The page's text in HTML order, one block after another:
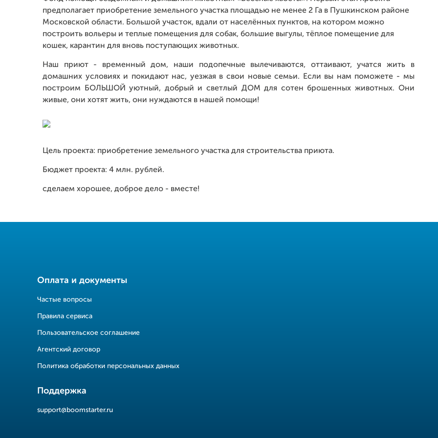
предполагает приобретение земельного участка площадью не менее 2 Га в Пушкинском районе
Московской области. Большой участок, вдали от населённых пунктов, на котором можно
построить вольеры и теплые помещения для собак, большие выгулы, тёплое помещение для
кошек, карантин для вновь поступающих животных.
Наш приют - временный дом, наши подопечные вылечиваются, оттаивают, учатся жить в
домашних условиях и покидают нас, уезжая в свои новые семьи. Если вы нам поможете - мы
построим БОЛЬШОЙ уютный, добрый и светлый ДОМ для сотен брошенных животных. Они
живые, они хотят жить, они нуждаются в нашей помощи!
Цель проекта: приобретение земельного участка для строительства приюта.
Бюджет проекта: 4 млн. рублей.
сделаем хорошее, доброе дело - вместе!
Оплата и документы
Частые вопросы
Правила сервиса
Пользовательское соглашение
Агентский договор
Политика обработки персональных данных
Поддержка
support@boomstarter.ru